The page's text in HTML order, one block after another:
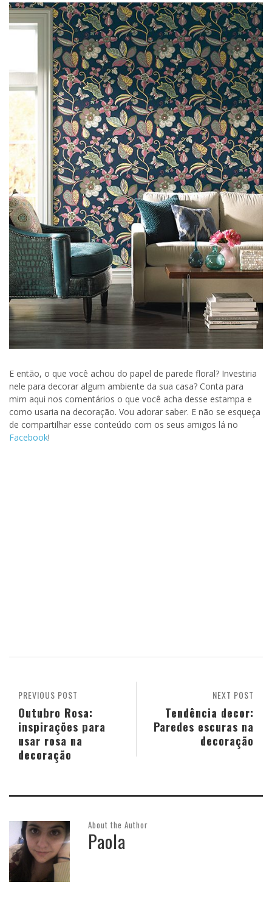
E então, o que você achou do papel de parede floral? Investiria
nele para decorar algum ambiente da sua casa? Conta para
mim aqui nos comentários o que você acha desse estampa e
como usaria na decoração. Vou adorar saber. E não se esqueça
de compartilhar esse conteúdo com os seus amigos lá no
Facebook!
NEXT POST
Tendência decor:
Paredes escuras na
decoração
PREVIOUS POST
Outubro Rosa:
inspirações para
usar rosa na
decoração
About the Author
Paola